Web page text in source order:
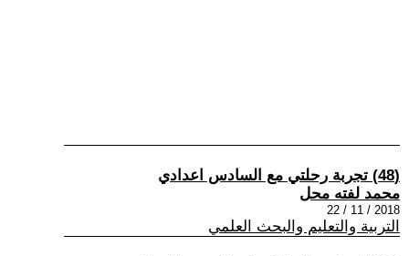
(48) تجربة رحلتي مع السادس اعدادي
محمد لفته محل
2018 / 11 / 22
التربية والتعليم والبحث العلمي